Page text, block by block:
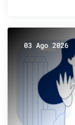
03 Ago 2026